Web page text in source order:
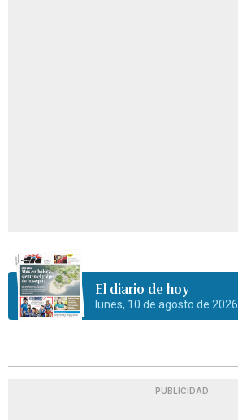
El diario de hoy
lunes, 10 de agosto de 2026
PUBLICIDAD